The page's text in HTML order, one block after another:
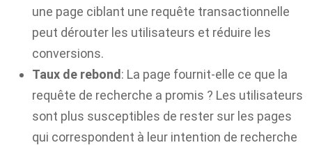
une page ciblant une requête transactionnelle
peut dérouter les utilisateurs et réduire les
conversions.
Taux de rebond: La page fournit-elle ce que la
requête de recherche a promis ? Les utilisateurs
sont plus susceptibles de rester sur les pages
qui correspondent à leur intention de recherche